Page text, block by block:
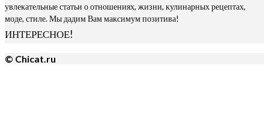
увлекательные статьи о отношениях, жизни, кулинарных рецептах,
моде, стиле. Мы дадим Вам максимум позитива!
ИНТЕРЕСНОЕ!
© Chicat.ru